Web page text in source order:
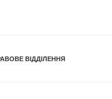
ВІДДІЛЕННЯ